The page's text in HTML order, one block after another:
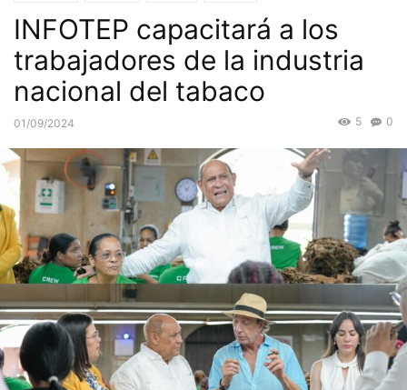
INFOTEP capacitará a los
trabajadores de la industria
nacional del tabaco
01/09/2024 0
5